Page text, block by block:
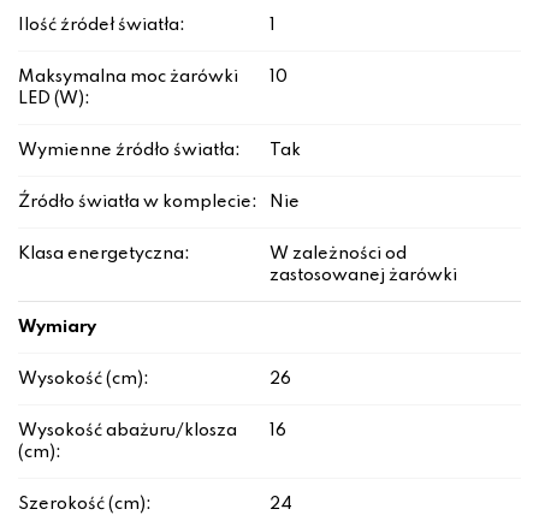
Ilość źródeł światła:
Maksymalna moc żarówki
LED (W):
10
Wymienne źródło światła: Tak
Źródło światła w komplecie: Nie
Klasa energetyczna:
W zależności od
zastosowanej żarówki
Wymiary
Wysokość (cm): 26
Wysokość abażuru/klosza
(cm):
16
Szerokość (cm): 24